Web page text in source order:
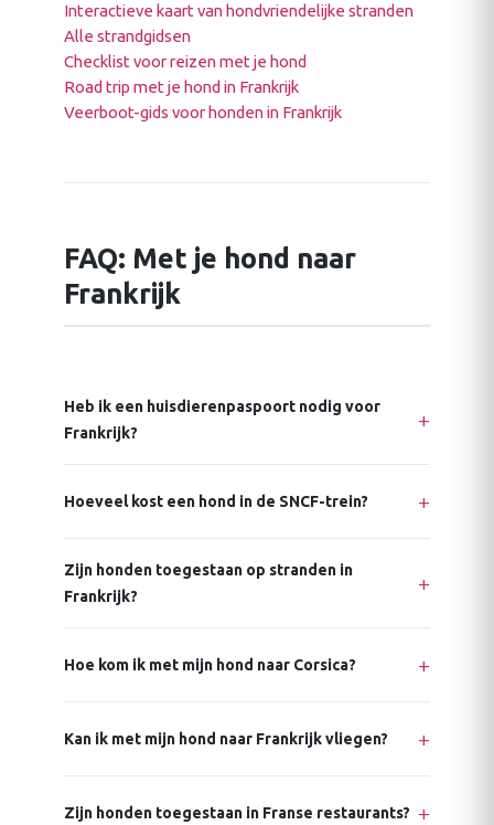
Interactieve kaart van hondvriendelijke stranden
Alle strandgidsen
Checklist voor reizen met je hond
Road trip met je hond in Frankrijk
Veerboot-gids voor honden in Frankrijk
FAQ: Met je hond naar
Frankrijk
Heb ik een huisdierenpaspoort nodig voor
Frankrijk?
Hoeveel kost een hond in de SNCF-trein?
Zijn honden toegestaan op stranden in
Frankrijk?
Hoe kom ik met mijn hond naar Corsica?
Kan ik met mijn hond naar Frankrijk vliegen?
Zijn honden toegestaan in Franse restaurants?